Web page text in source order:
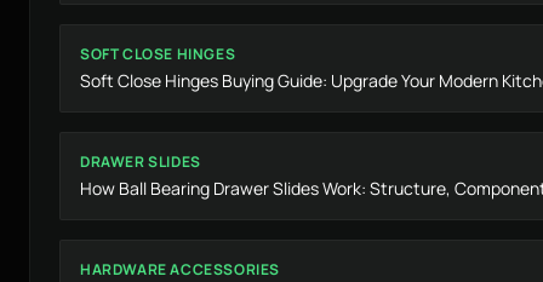
SOFT CLOSE HINGES
Soft Close Hinges Buying Guide: Upgrade Your Modern
DRAWER SLIDES
How Ball Bearing Drawer Slides Work: Structure,
HARDWARE ACCESSORIES